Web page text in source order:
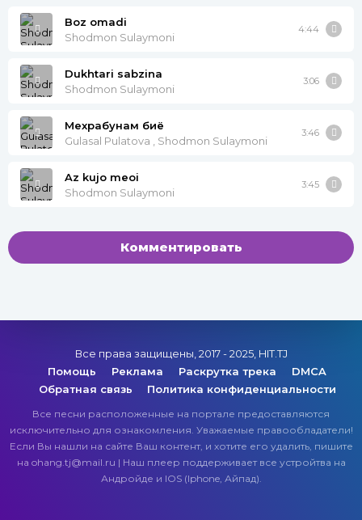
Boz omadi
Shodmon Sulaymoni
4:44
Dukhtari sabzina
Shodmon Sulaymoni
3:06
Мехрабунам биё
Gulasal Pulatova , Shodmon Sulaymoni
3:46
Az kujo meoi
Shodmon Sulaymoni
3:45
Комментировать
Все права защищены, 2017 - 2025, HIT.TJ
Помощь
Реклама Раскрутка трека
DMCA
Обратная связь
Политика конфиденциальности
Все песни расположенные на портале предоставляются
исключительно для ознакомления. Уважаемые правообладатели!
Если Вы нашли на сайте Ваш контент, и хотите его удалить, пишите
на ohang.tj@mail.ru | Наш плеер поддерживает все устройтва на
Андройде и IOS (Iphone, Айпад).